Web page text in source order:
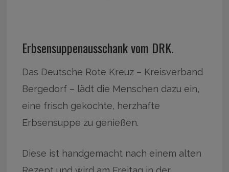
Erbsensuppenausschank vom DRK.
Das Deutsche Rote Kreuz – Kreisverband
Bergedorf – lädt die Menschen dazu ein,
eine frisch gekochte, herzhafte
Erbsensuppe zu genießen.
Diese ist handgemacht nach einem alten